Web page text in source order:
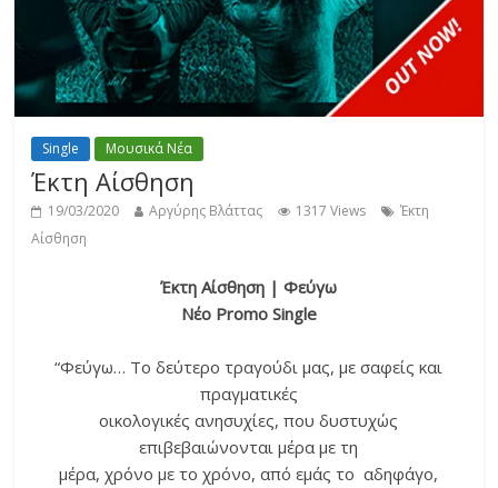
Single Μουσικά Νέα
Έκτη Αίσθηση
19/03/2020 Αργύρης Βλάττας 1317 Views
Έκτη
Αίσθηση
Έκτη Αίσθηση | Φεύγω
Νέο Promo Single
“Φεύγω… Το δεύτερο τραγούδι μας, με σαφείς και
πραγματικές
οικολογικές ανησυχίες, που δυστυχώς
επιβεβαιώνονται μέρα με τη
μέρα, χρόνο με το χρόνο, από εμάς το αδηφάγο,